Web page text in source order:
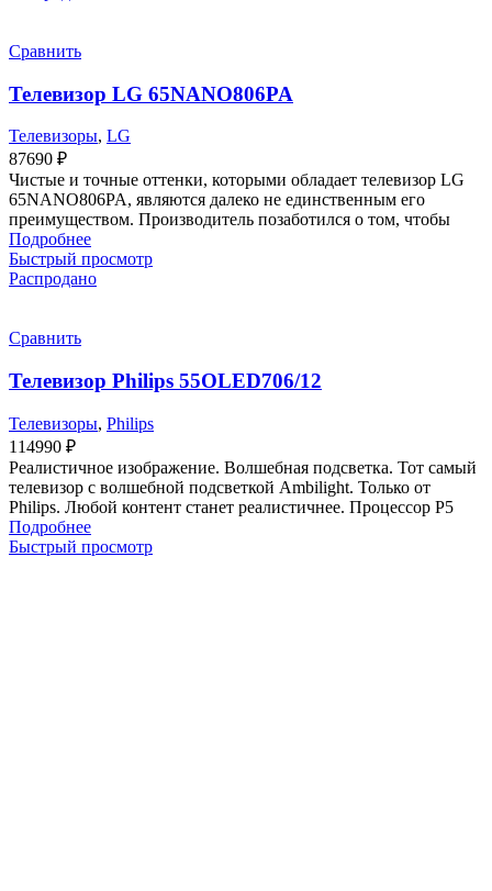
Сравнить
Телевизор LG 65NANO806PA
Телевизоры, LG
87690 ₽
Чистые и точные оттенки, которыми обладает телевизор LG
65NANO806PA, являются далеко не единственным его
преимуществом. Производитель позаботился о том, чтобы
Подробнее
Быстрый просмотр
Распродано
Сравнить
Телевизор Philips 55OLED706/12
Телевизоры, Philips
114990 ₽
Реалистичное изображение. Волшебная подсветка. Тот самый
телевизор с волшебной подсветкой Ambilight. Только от
Philips. Любой контент станет реалистичнее. Процессор P5
Подробнее
Быстрый просмотр